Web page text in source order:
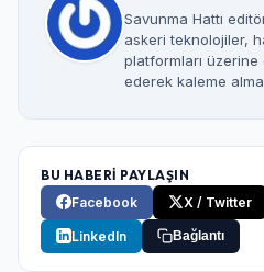
Savunma Hattı
askeri teknolojiler,
platformları
ederek kaleme
BU HABERİ PAYLAŞIN
Facebook
X / Twitter
LinkedIn Bağlantı